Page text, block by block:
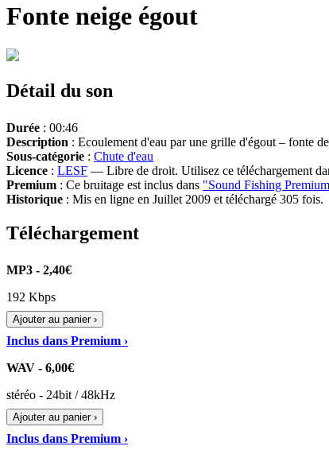
Fonte neige égout
Détail du son
Durée : 00:46
Description : Ecoulement d'eau par une grille d'égout – fonte
Sous-catégorie : Chute d'eau
Licence : LESF — Libre de droit. Utilisez ce téléchargement
Premium : Ce bruitage est inclus dans "Sound Fishing
Historique : Mis en ligne en Juillet 2009 et téléchargé 305 fois.
Téléchargement
MP3 - 2,40€
192 Kbps
Ajouter au panier ›
Inclus dans Premium ›
WAV - 6,00€
stéréo - 24bit / 48kHz
Ajouter au panier ›
Inclus dans Premium ›